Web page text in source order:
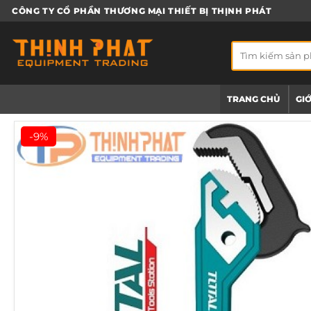
Bỏ
nội
dung
CÔNG TY CỔ PHẦN THƯƠNG MẠI THIẾT BỊ THỊNH PHÁT
kiếm:
TRANG CHỦ
-9%